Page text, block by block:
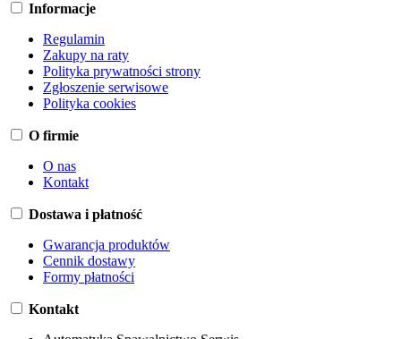
Informacje
Regulamin
Zakupy na raty
Polityka prywatności strony
Zgłoszenie serwisowe
Polityka cookies
O firmie
O nas
Kontakt
Dostawa i płatność
Gwarancja produktów
Cennik dostawy
Formy płatności
Kontakt